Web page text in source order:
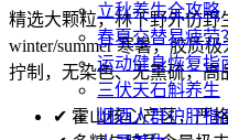
立秋养生全攻略
春夏交替易疲劳
运动健身恢复指
三伏天石斛养生
烟酒人群护肝指
精选大颗粒，林下野外仿野
winter/summer 寒暑，胶质
拧制，无染色、无熏硫，高
✔ 霍山核心产区，严